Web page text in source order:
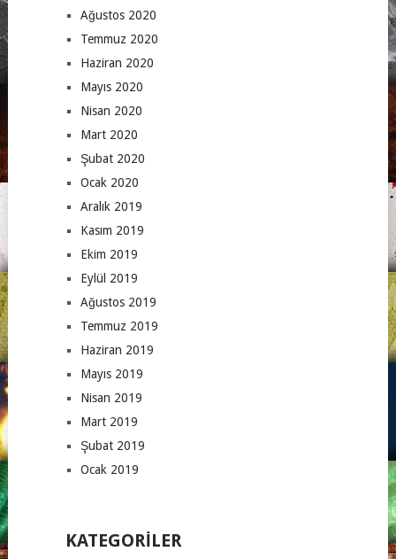
Ağustos 2020
Temmuz 2020
Haziran 2020
Mayıs 2020
Nisan 2020
Mart 2020
Şubat 2020
Ocak 2020
Aralık 2019
Kasım 2019
Ekim 2019
Eylül 2019
Ağustos 2019
Temmuz 2019
Haziran 2019
Mayıs 2019
Nisan 2019
Mart 2019
Şubat 2019
Ocak 2019
KATEGORILER